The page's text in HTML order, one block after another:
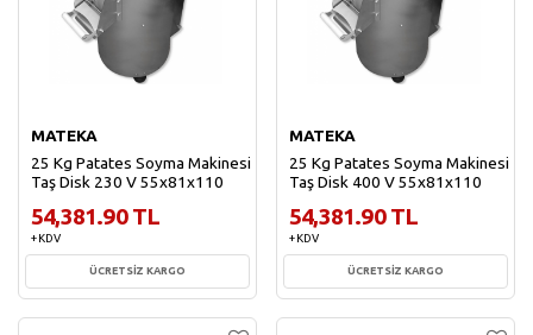
MATEKA
25 Kg Patates Soyma Makinesi
Taş Disk 230 V 55x81x110
54,381.90 TL
+ KDV
ÜCRETSİZ KARGO
Sepete Ekle
MATEKA
25 Kg Patates Soyma Makinesi
Taş Disk 400 V 55x81x110
54,381.90 TL
+ KDV
ÜCRETSİZ KARGO
Sepete Ekle